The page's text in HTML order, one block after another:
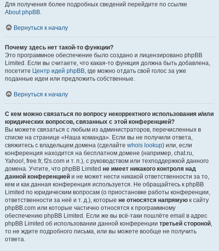
Для получения более подробных сведений перейдите по ссылке
About phpBB.
Вернуться к началу
Почему здесь нет такой-то функции?
Это программное обеспечение было создано и лицензировано phpBB
Limited. Если вы считаете, что какая-то функция должна быть добавлена,
посетите Центр идей phpBB, где можно отдать свой голос за уже
поданные идеи или предложить собственные.
Вернуться к началу
С кем можно связаться по вопросу некорректного использования и/или
юридических вопросов, связанных с этой конференцией?
Вы можете связаться с любым из администраторов, перечисленных в
списке на странице «Наша команда». Если вы не получили ответа,
свяжитесь с владельцем домена (сделайте whois lookup) или, если
конференция находится на бесплатном домене (например, chat.ru,
Yahoo!, free.fr, f2s.com и т. п.), с руководством или техподдержкой данного
домена. Учтите, что phpBB Limited не имеет никакого контроля над
данной конференцией и не может нести никакой ответственности за то,
кем и как данная конференция используется. Не обращайтесь к phpBB
Limited по юридическим вопросам (о приостановке работы конференции,
ответственности за неё и т. д.), которые не относятся напрямую к сайту
phpBB.com или которые частично относятся к программному
обеспечению phpBB Limited. Если же вы всё-таки пошлёте email в адрес
phpBB Limited об использовании данной конференции третьей стороной,
то не ждите подробного письма, или вы можете вообще не получить
ответа.